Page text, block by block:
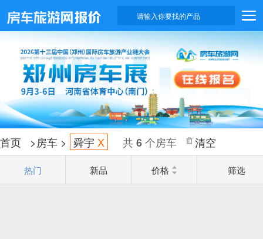
请输入你要找的产品
首页 >房车 > 舜宇 X 共6个房车 清空
热门 新品 价格 筛选